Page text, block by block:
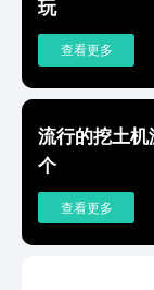
独特的技能组
整队伍配置，
细心照料来提
人偏好及战略
的强力伙伴团
引领玩家一步
推进，游戏的
跌宕起伏的故
会，开展丰富
同挑战副本难
也让玩家的游
玩
查看更多
流行的挖土
个
查看更多